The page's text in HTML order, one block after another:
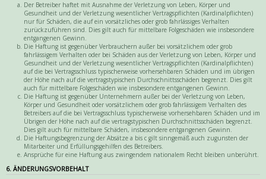
Der Betreiber haftet mit Ausnahme der Verletzung von Leben, Körper und
Gesundheit und der Verletzung wesentlicher Vertragspflichten (Kardinalpflichten)
nur für Schäden, die auf ein vorsätzliches oder grob fahrlässiges Verhalten
zurückzuführen sind. Dies gilt auch für mittelbare Folgeschäden wie insbesondere
entgangenen Gewinn.
Die Haftung ist gegenüber Verbrauchern außer bei vorsätzlichem oder grob
fahrlässigem Verhalten oder bei Schäden aus der Verletzung von Leben, Körper und
Gesundheit und der Verletzung wesentlicher Vertragspflichten (Kardinalpflichten)
auf die bei Vertragsschluss typischerweise vorhersehbaren Schäden und im übrigen
der Höhe nach auf die vertragstypischen Durchschnittsschäden begrenzt. Dies gilt
auch für mittelbare Folgeschäden wie insbesondere entgangenen Gewinn.
Die Haftung ist gegenüber Unternehmern außer bei der Verletzung von Leben,
Körper und Gesundheit oder vorsätzlichem oder grob fahrlässigem Verhalten des
Betreibers auf die bei Vertragsschluss typischerweise vorhersehbaren Schäden und im
Übrigen der Höhe nach auf die vertragstypischen Durchschnittsschäden begrenzt.
Dies gilt auch für mittelbare Schäden, insbesondere entgangenen Gewinn.
Die Haftungsbegrenzung der Absätze a bis c gilt sinngemäß auch zugunsten der
Mitarbeiter und Erfüllungsgehilfen des Betreibers.
Ansprüche für eine Haftung aus zwingendem nationalem Recht bleiben unberührt.
6. ÄNDERUNGSVORBEHALT